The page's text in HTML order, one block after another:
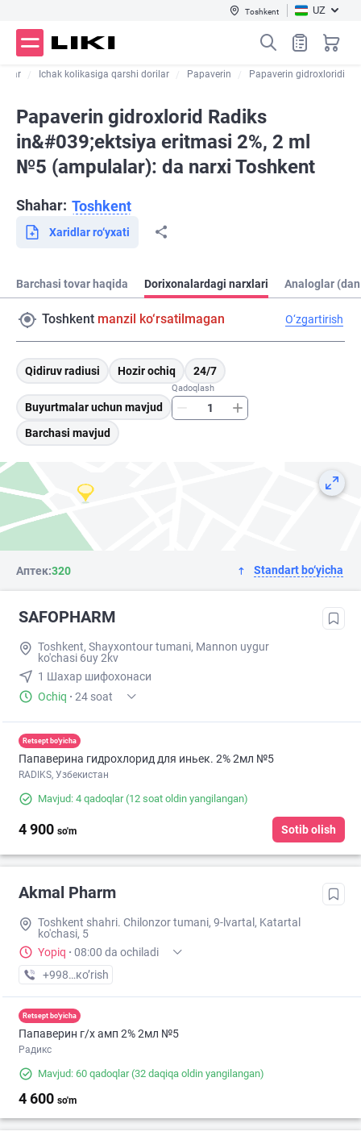
Toshkent UZ
Ichak kolikasiga qarshi dorilar Papaverin Papaverin gidroxloridi
Papaverin gidroxlorid Radiks
in&#039;ektsiya eritmasi 2%, 2 ml
№5 (ampulalar): da narxi Toshkent
Shahar: Toshkent
Xaridlar ro‘yxati
Barchasi tovar haqida Dorixonalardagi narxlari Analoglar
Toshkent manzil ko‘rsatilmagan O‘zgartirish
Qidiruv radiusi Hozir ochiq 24/7
Buyurtmalar uchun mavjud
Qadoqlash
Barchasi mavjud
Аптек:320 Standart bo‘yicha
SAFOPHARM
Toshkent, Shayxontour tumani, Mannon uygur
ko'chasi 6uy 2kv
1 Шахар шифохонаси
Ochiq · 24 soat
Retsept bo'yicha
Папаверина гидрохлорид для иньек. 2% 2мл №5
RADIKS, Узбекистан
Mavjud: 4 qadoqlar(12 soat oldin yangilangan)
4 900 so'm Sotib olish
Akmal Pharm
Toshkent shahri. Chilonzor tumani, 9-lvartal, Katartal
ko'chasi, 5
Yopiq · 08:00 da ochiladi
+998 (99) XXX-XX-XX
кo’rish
Retsept bo'yicha
Папаверин г/х амп 2% 2мл №5
Радикс
Mavjud: 60 qadoqlar(32 daqiqa oldin yangilangan)
4 600 so'm